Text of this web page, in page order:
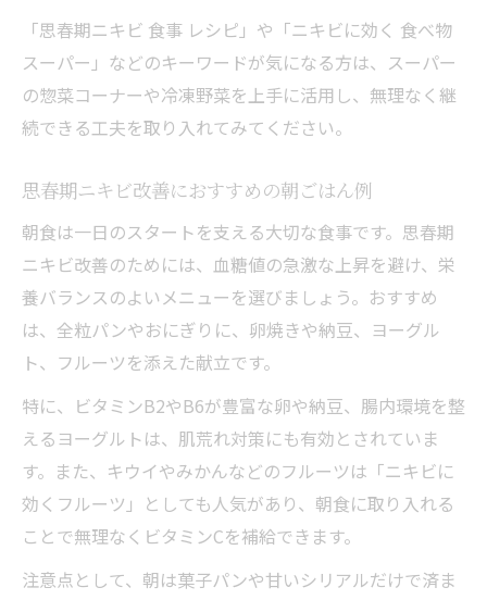
「思春期ニキビ 食事 レシピ」や「ニキビに効く 食べ物
スーパー」などのキーワードが気になる方は、スーパー
の惣菜コーナーや冷凍野菜を上手に活用し、無理なく継
続できる工夫を取り入れてみてください。
思春期ニキビ改善におすすめの朝ごはん例
朝食は一日のスタートを支える大切な食事です。思春期
ニキビ改善のためには、血糖値の急激な上昇を避け、栄
養バランスのよいメニューを選びましょう。おすすめ
は、全粒パンやおにぎりに、卵焼きや納豆、ヨーグル
ト、フルーツを添えた献立です。
特に、ビタミンB2やB6が豊富な卵や納豆、腸内環境を整
えるヨーグルトは、肌荒れ対策にも有効とされていま
す。また、キウイやみかんなどのフルーツは「ニキビに
効くフルーツ」としても人気があり、朝食に取り入れる
ことで無理なくビタミンCを補給できます。
注意点として、朝は菓子パンや甘いシリアルだけで済ま